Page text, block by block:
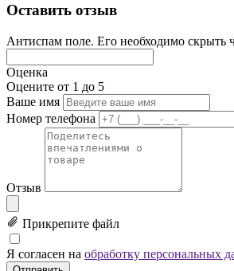
Оставить отзыв
Антиспам поле. Его необходимо скрыть
Оценка
Оцените от 1 до 5
Ваше имя
Номер телефона
Отзыв
Прикрепите файл
Я согласен на обработку персональных